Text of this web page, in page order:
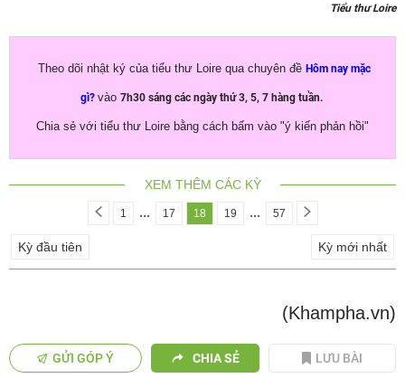
Tiểu thư Loire
Theo dõi nhật ký của tiểu thư Loire qua chuyên đề Hôm nay mặc
gì? vào 7h30 sáng các ngày thứ 3, 5, 7 hàng tuần.
Chia sẻ với tiểu thư Loire bằng cách bấm vào "ý kiến phản hồi"
XEM THÊM CÁC KỲ
1 ... 17 18 19 ... 57
Kỳ đầu tiên Kỳ mới nhất
(Khampha.vn)
GỬI GÓP Ý CHIA SẺ LƯU BÀI